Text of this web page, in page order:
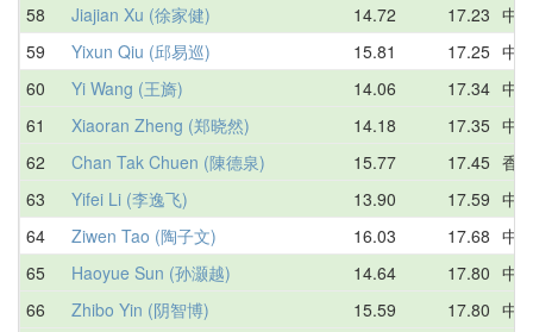
58
Jiajian Xu (徐家健) 14.72 17.23 中
59
Yixun Qiu (邱易巡) 15.81 17.25 中
60
Yi Wang (王旖) 14.06 17.34 中
61
Xiaoran Zheng (郑晓然) 14.18 17.35 中
62
Chan Tak Chuen (陳德泉) 15.77 17.45 香
63
Yifei Li (李逸飞) 13.90 17.59 中
64
Ziwen Tao (陶子文) 16.03 17.68 中
65
Haoyue Sun (孙灏越) 14.64 17.80 中
66
Zhibo Yin (阴智博) 15.59 17.80 中